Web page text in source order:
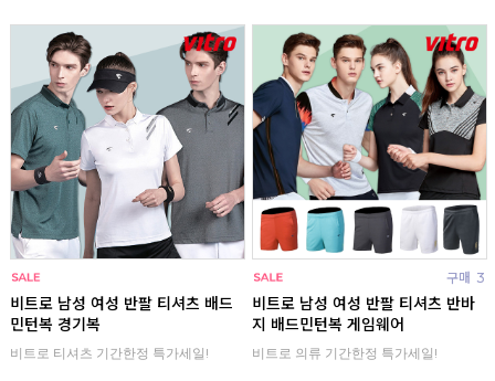
비트로 남성 여성 반팔 티셔츠 배드
민턴복 경기복
비트로 티셔츠 기간한정 특가세일!
구매 3
비트로 남성 여성 반팔 티셔츠 반바
지 배드민턴복 게임웨어
비트로 의류 기간한정 특가세일!